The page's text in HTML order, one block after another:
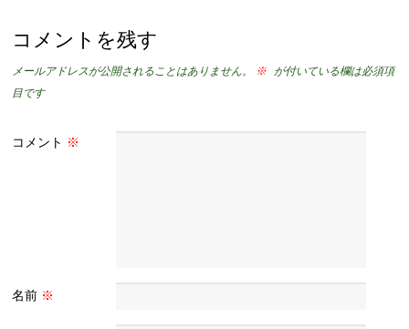
コメントを残す
メールアドレスが公開されることはありません。 ※ が付いている欄は必須項
目です
コメント ※
名前 ※